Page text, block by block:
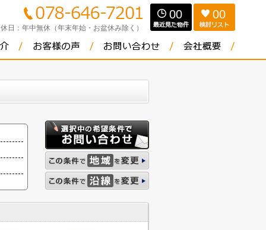
日： 年中無休（年末年始・お盆休み除く）
00 00